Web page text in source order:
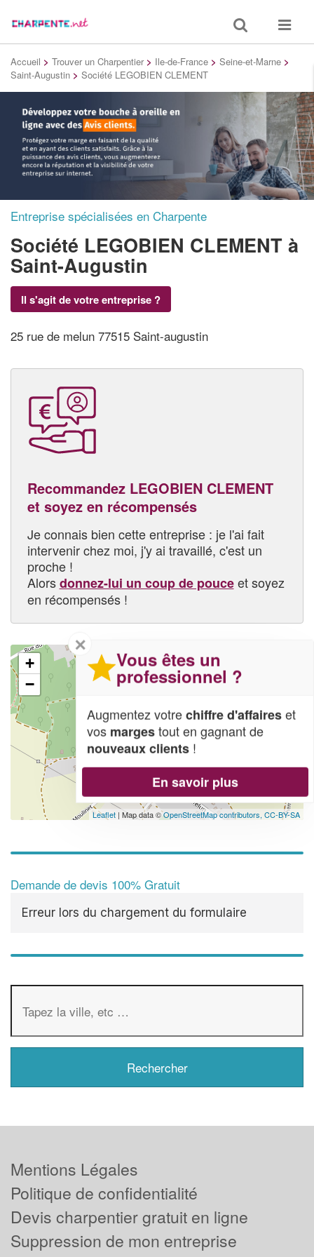
Toggle
search
Toggle
Accueil > Trouver un Charpentier > Ile-de-France > Seine-et-Marne >
Saint-Augustin > Société LEGOBIEN CLEMENT
Entreprise spécialisées en Charpente
Société LEGOBIEN CLEMENT à
Saint-Augustin
Il s'agit de votre entreprise ?
25 rue de melun 77515 Saint-augustin
Recommandez LEGOBIEN CLEMENT
et soyez en récompensés
Je connais bien cette entreprise : je l'ai fait
intervenir chez moi, j'y ai travaillé, c'est un
proche !
Alorsdonnez-lui un coup de pouceet soyez
en récompensés !
+
−
Leaflet | Map data ©OpenStreetMap contributors, CC-BY-SA
Demande de devis 100% Gratuit
Erreur lors du chargement du formulaire
✕
Vous êtes un
professionnel ?
Augmentez votrechiffre d'affaireset
vos margestout en gagnant de
nouveaux clients !
En savoir plus
Mentions Légales
Politique de confidentialité
Devis charpentier gratuit en ligne
Suppression de mon entreprise